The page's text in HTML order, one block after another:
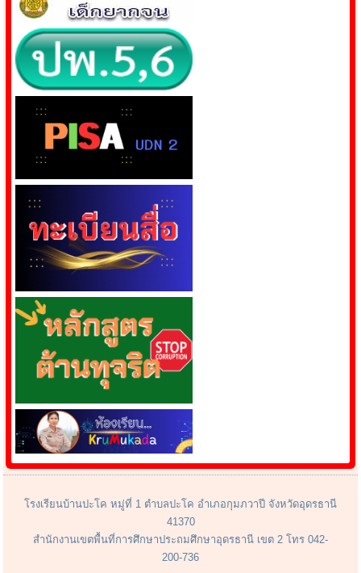
โรงเรียนบ้านปะโค หมู่ที่ 1 ตำบลปะโค อำเภอกุมภวาปี จังหวัดอุดรธานี
41370
สำนักงานเขตพื้นที่การศึกษาประถมศึกษาอุดรธานี เขต 2 โทร 042-
200-736